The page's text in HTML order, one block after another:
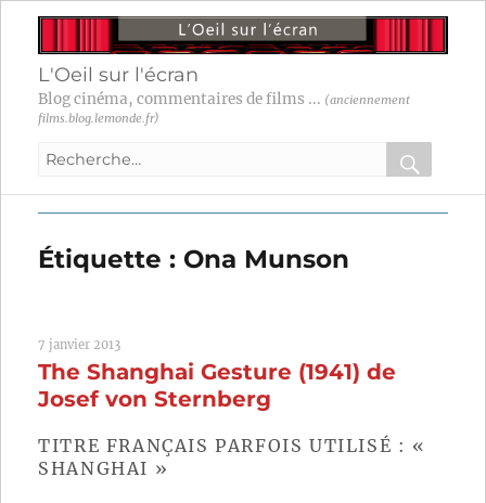
L'Oeil sur l'écran
Blog cinéma, commentaires de films ... (anciennement
films.blog.lemonde.fr)
Recherche
:
OK
Étiquette : Ona Munson
7 janvier 2013
The Shanghai Gesture (1941) de
Josef von Sternberg
TITRE FRANÇAIS PARFOIS UTILISÉ : «
SHANGHAI »